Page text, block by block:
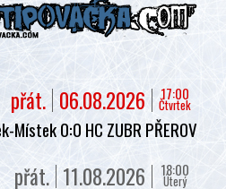
17:00
Čtvrtek
06.08.2026
přát.
Místek 0:0 HC ZUBR PŘEROV
18:00
Úterý
11.08.2026
přát.